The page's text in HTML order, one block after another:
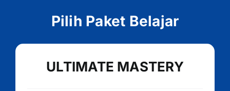
Pilih Paket Belajar
ULTIMATE MASTERY